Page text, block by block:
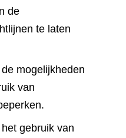
de
te laten
mogelijkheden
van
gebruik van